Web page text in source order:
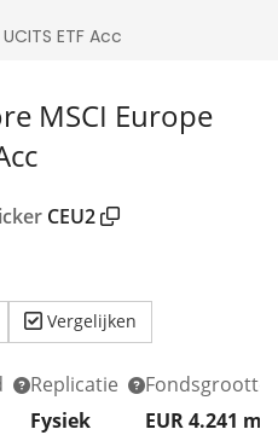
MSCI Europe
CEU2
Vergelijken
Replicatie
Fysiek
Fondsgrootte
EUR 4.241 m